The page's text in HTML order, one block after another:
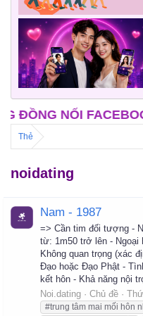
NỐI FACEBOOK
Thẻ
noidating
Nam - 1987
=> Cần tim đối tượng -
từ: 1m50 trở lên - Ngoại
Không quan trọng (xác
Đạo hoặc Đạo Phật -
kết hôn - Khả năng nội
Noi.dating
Chủ đề
#trung tâm mai mối hôn